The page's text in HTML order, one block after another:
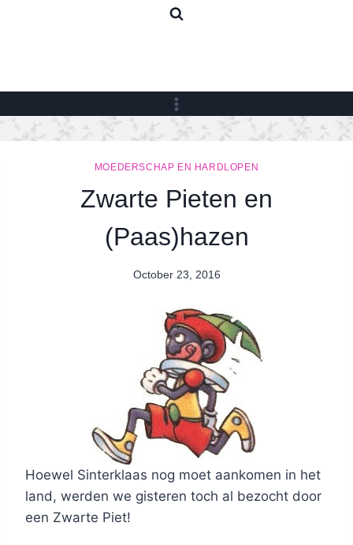
MOEDERSCHAP EN HARDLOPEN
Zwarte Pieten en
(Paas)hazen
By
October 23, 2016
Hoewel Sinterklaas nog moet aankomen in het
land, werden we gisteren toch al bezocht door
een Zwarte Piet!